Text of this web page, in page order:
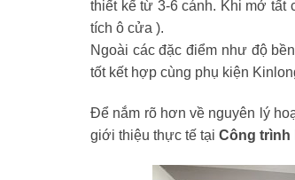
thiết kế từ 3-6 cánh. Khi mở tất
tích ô cửa ).
Ngoài các đặc điểm như độ
tốt kết hợp cùng phụ kiện
Để nắm rõ hơn về nguyên lý
giới thiệu thực tế tại Công trình